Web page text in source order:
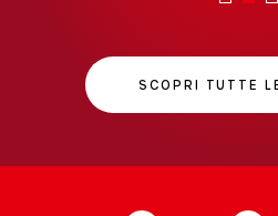
SCOPRI TUTTE